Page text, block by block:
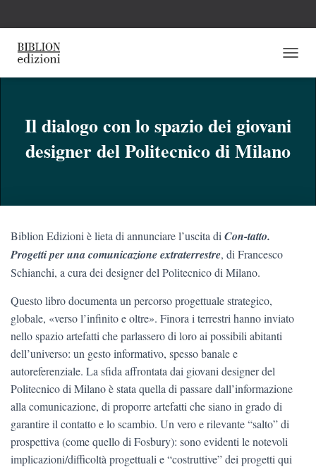
A
A
I
Il dialogo con lo spazio dei giovani
designer del Politecnico di Milano
Biblion Edizioni è lieta di annunciare l’uscita di Con-tatto.
Progetti per una comunicazione extraterrestre, di Francesco
Schianchi, a cura dei designer del Politecnico di Milano.
Questo libro documenta un percorso progettuale strategico,
globale, «verso l’infinito e oltre». Finora i terrestri hanno inviato
nello spazio artefatti che parlassero di loro ai possibili abitanti
dell’universo: un gesto informativo, spesso banale e
autoreferenziale. La sfida affrontata dai giovani designer del
Politecnico di Milano è stata quella di passare dall’informazione
alla comunicazione, di proporre artefatti che siano in grado di
garantire il contatto e lo scambio. Un vero e rilevante “salto” di
prospettiva (come quello di Fosbury): sono evidenti le notevoli
implicazioni/difficoltà progettuali e “costruttive” dei progetti qui